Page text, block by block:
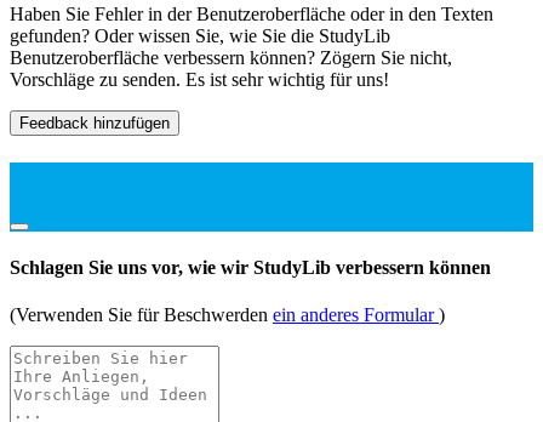
Haben Sie Fehler in der Benutzeroberfläche oder in den Texten
gefunden? Oder wissen Sie, wie Sie die StudyLib
Benutzeroberfläche verbessern können? Zögern Sie nicht,
Vorschläge zu senden. Es ist sehr wichtig für uns!
Feedback hinzufügen
Schlagen Sie uns vor, wie wir StudyLib verbessern können
(Verwenden Sie für Beschwerden ein anderes Formular)